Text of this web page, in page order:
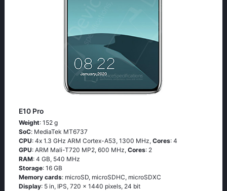
E10 Pro
Weight: 152 g
SoC: МеdiаТеk МТ6737
CPU: 4х 1.3 GНz АRМ Соrtех-А53, 1300 MHz, Cores: 4
GPU: ARM Mali-T720 MP2, 600 MHz, Cores: 2
RAM: 4 GB, 540 MHz
Storage: 16 GB
Memory cards: microSD, microSDHC, microSDXC
Display: 5 in, IPS, 720 x 1440 pixels, 24 bit